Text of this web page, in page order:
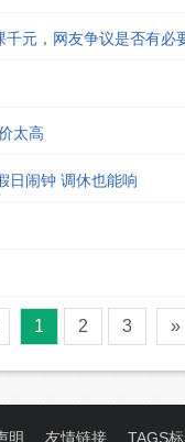
元，网友争议是否有必
太高
日闹钟 调休也能响
1 2 3 »
明 友情链接 TAGS